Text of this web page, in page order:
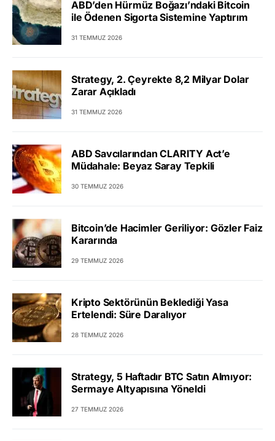
ABD’den Hürmüz Boğazı’ndaki Bitcoin
ile Ödenen Sigorta Sistemine Yaptırım
31 TEMMUZ 2026
Strategy, 2. Çeyrekte 8,2 Milyar Dolar
Zarar Açıkladı
31 TEMMUZ 2026
ABD Savcılarından CLARITY Act’e
Müdahale: Beyaz Saray Tepkili
30 TEMMUZ 2026
Bitcoin’de Hacimler Geriliyor: Gözler Faiz
Kararında
29 TEMMUZ 2026
Kripto Sektörünün Beklediği Yasa
Ertelendi: Süre Daralıyor
28 TEMMUZ 2026
Strategy, 5 Haftadır BTC Satın Almıyor:
Sermaye Altyapısına Yöneldi
27 TEMMUZ 2026